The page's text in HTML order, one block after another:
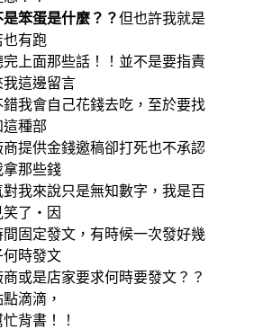
笨蛋是什麼？？但也許我就是
有跑
上面那些話！！並不是要指責
這邊留言
我會自己花錢去吃，至於要找
這種部
提供金錢邀稿卻打死也不承認
那些錢
我來說只是無知數字，我是百
笑了‧因
固定發文，有時候一次發好幾
何時發文
或是店家要求何時要發文？？
滴滴，
背書！！